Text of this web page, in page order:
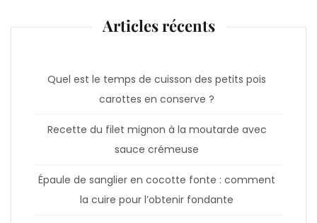
Articles récents
Quel est le temps de cuisson des petits pois
carottes en conserve ?
Recette du filet mignon à la moutarde avec
sauce crémeuse
Épaule de sanglier en cocotte fonte : comment
la cuire pour l’obtenir fondante